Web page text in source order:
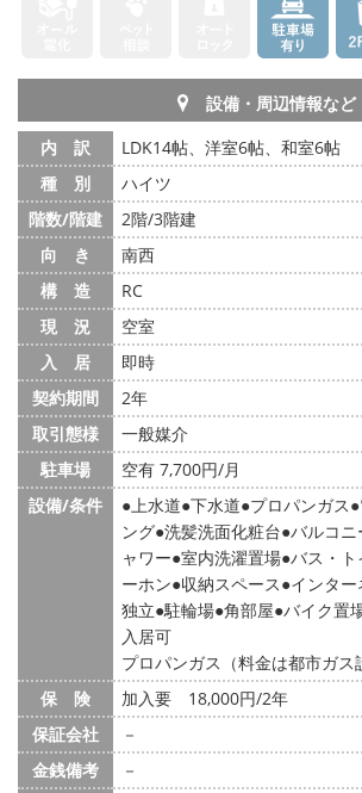
設備・周辺情報など
内 訳
LDK14帖、洋室6帖、和室6帖
種 別
ハイツ
階数/階建
2階/3階建
向 き
南西
構 造
RC
現 況
空室
入 居
即時
契約期間
2年
取引態様
一般媒介
駐車場
空有 7,700円/月
設備/条件
上水道 下水道 プロパンガス
ング 洗髪洗面化粧台 バルコニ
ャワー 室内洗濯置場 バス・ト
ーホン 収納スペース インタ
独立 駐輪場 角部屋 バイク置
入居可
プロパンガス（料金は都市ガス
保 険
加入要 18,000円/2年
保証会社
－
金銭備考
－